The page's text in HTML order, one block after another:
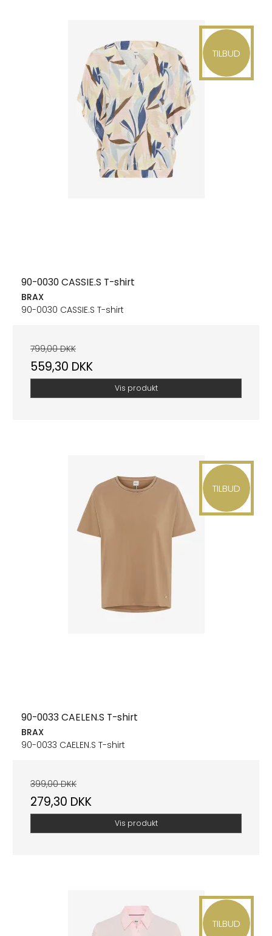
TILBUD
90-0030 CASSIE.S T-shirt
BRAX
90-0030 CASSIE.S T-shirt
799,00 DKK
559,30 DKK
Vis produkt
TILBUD
90-0033 CAELEN.S T-shirt
BRAX
90-0033 CAELEN.S T-shirt
399,00 DKK
279,30 DKK
Vis produkt
TILBUD